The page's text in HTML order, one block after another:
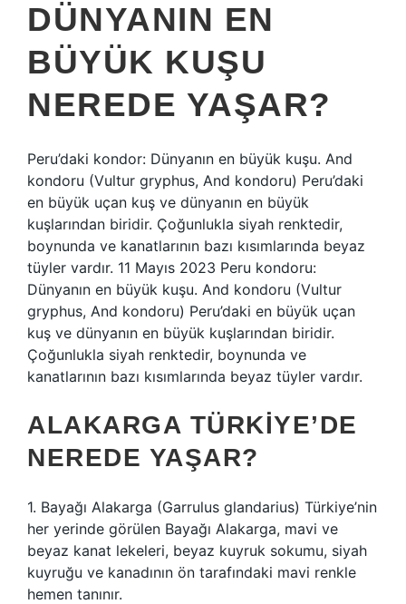
DÜNYANIN EN
BÜYÜK KUŞU
NEREDE YAŞAR?
Peru’daki kondor: Dünyanın en büyük kuşu. And
kondoru (Vultur gryphus, And kondoru) Peru’daki
en büyük uçan kuş ve dünyanın en büyük
kuşlarından biridir. Çoğunlukla siyah renktedir,
boynunda ve kanatlarının bazı kısımlarında beyaz
tüyler vardır. 11 Mayıs 2023 Peru kondoru:
Dünyanın en büyük kuşu. And kondoru (Vultur
gryphus, And kondoru) Peru’daki en büyük uçan
kuş ve dünyanın en büyük kuşlarından biridir.
Çoğunlukla siyah renktedir, boynunda ve
kanatlarının bazı kısımlarında beyaz tüyler vardır.
ALAKARGA TÜRKIYE’DE
NEREDE YAŞAR?
1. Bayağı Alakarga (Garrulus glandarius) Türkiye’nin
her yerinde görülen Bayağı Alakarga, mavi ve
beyaz kanat lekeleri, beyaz kuyruk sokumu, siyah
kuyruğu ve kanadının ön tarafındaki mavi renkle
hemen tanınır.